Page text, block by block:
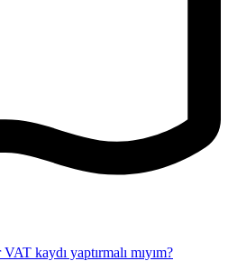
kaydı yaptırmalı mıyım?